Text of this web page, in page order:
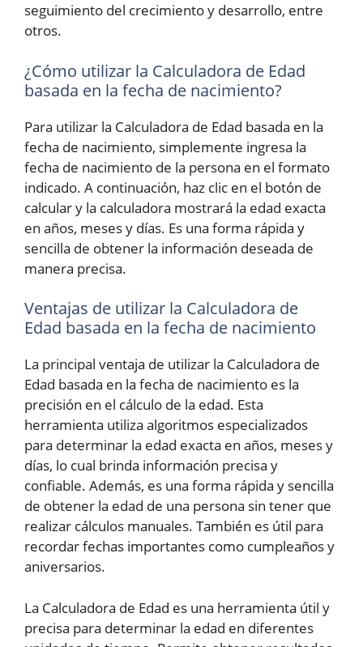
seguimiento del crecimiento y desarrollo, entre
otros.
¿Cómo utilizar la Calculadora de Edad
basada en la fecha de nacimiento?
Para utilizar la Calculadora de Edad basada en la
fecha de nacimiento, simplemente ingresa la
fecha de nacimiento de la persona en el formato
indicado. A continuación, haz clic en el botón de
calcular y la calculadora mostrará la edad exacta
en años, meses y días. Es una forma rápida y
sencilla de obtener la información deseada de
manera precisa.
Ventajas de utilizar la Calculadora de
Edad basada en la fecha de nacimiento
La principal ventaja de utilizar la Calculadora de
Edad basada en la fecha de nacimiento es la
precisión en el cálculo de la edad. Esta
herramienta utiliza algoritmos especializados
para determinar la edad exacta en años, meses y
días, lo cual brinda información precisa y
confiable. Además, es una forma rápida y sencilla
de obtener la edad de una persona sin tener que
realizar cálculos manuales. También es útil para
recordar fechas importantes como cumpleaños y
aniversarios.
La Calculadora de Edad es una herramienta útil y
precisa para determinar la edad en diferentes